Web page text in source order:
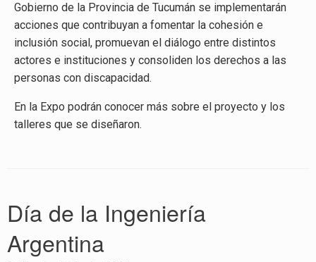
Gobierno de la Provincia de Tucumán se implementarán
acciones que contribuyan a fomentar la cohesión e
inclusión social, promuevan el diálogo entre distintos
actores e instituciones y consoliden los derechos a las
personas con discapacidad.
En la Expo podrán conocer más sobre el proyecto y los
talleres que se diseñaron.
Día de la Ingeniería
Argentina